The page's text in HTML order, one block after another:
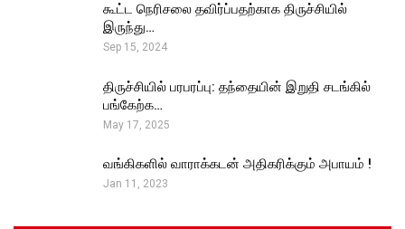
கூட்ட நெரிசலை தவிர்ப்பதற்காக திருச்சியில்
இருந்து…
Sep 15, 2024
திருச்சியில் பரபரப்பு: தந்தையின் இறுதி சடங்கில்
பங்கேற்க…
May 17, 2025
வங்கிகளில் வாராக்கடன் அதிகரிக்கும் அபாயம் !
Jan 11, 2023